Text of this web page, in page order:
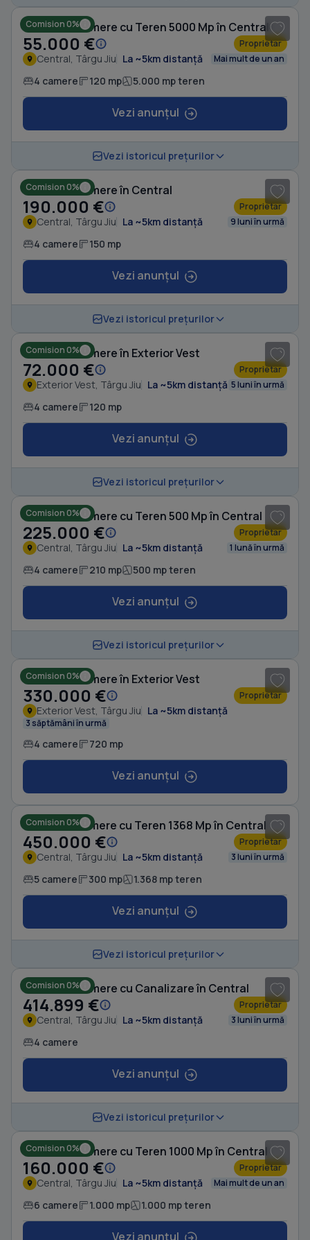
Comision 0%
Casă cu 4 camere cu Teren 5000 Mp în Central
55.000 € Proprietar
Central, Târgu Jiu La ~5km distanță Mai mult de un an
4 camere 120 mp 5.000 mp teren
Vezi anunțul
Vezi istoricul prețurilor
Comision 0%
Casă cu 4 camere în Central
190.000 € Proprietar
Central, Târgu Jiu La ~5km distanță 9 luni în urmă
4 camere 150 mp
Vezi anunțul
Vezi istoricul prețurilor
Comision 0%
Casă cu 4 camere în Exterior Vest
72.000 € Proprietar
Exterior Vest, Târgu Jiu La ~5km distanță 5 luni în urmă
4 camere 120 mp
Vezi anunțul
Vezi istoricul prețurilor
Comision 0%
Casă cu 4 camere cu Teren 500 Mp în Central
225.000 € Proprietar
Central, Târgu Jiu La ~5km distanță 1 lună în urmă
4 camere 210 mp 500 mp teren
Vezi anunțul
Vezi istoricul prețurilor
Comision 0%
Casă cu 4 camere în Exterior Vest
330.000 € Proprietar
Exterior Vest, Târgu Jiu La ~5km distanță
3 săptămâni în urmă
4 camere 720 mp
Vezi anunțul
Comision 0%
Casă cu 5 camere cu Teren 1368 Mp în Central
450.000 € Proprietar
Central, Târgu Jiu La ~5km distanță 3 luni în urmă
5 camere 300 mp 1.368 mp teren
Vezi anunțul
Vezi istoricul prețurilor
Comision 0%
Casă cu 4 camere cu Canalizare în Central
414.899 € Proprietar
Central, Târgu Jiu La ~5km distanță 3 luni în urmă
4 camere
Vezi anunțul
Vezi istoricul prețurilor
Comision 0%
Casă cu 6 camere cu Teren 1000 Mp în Central
160.000 € Proprietar
Central, Târgu Jiu La ~5km distanță Mai mult de un an
6 camere 1.000 mp 1.000 mp teren
Vezi anunțul